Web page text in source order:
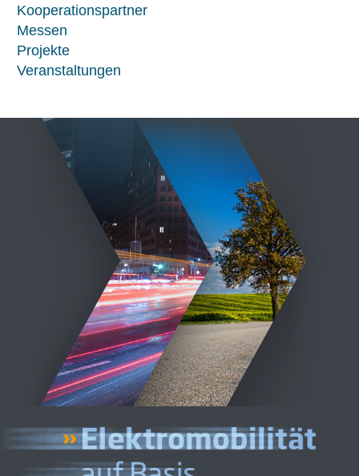
Kooperationspartner
Messen
Projekte
Veranstaltungen